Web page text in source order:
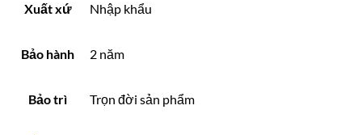
Xuất xứ Nhập khẩu
Bảo hành 2 năm
Bảo trì Trọn đời sản phẩm